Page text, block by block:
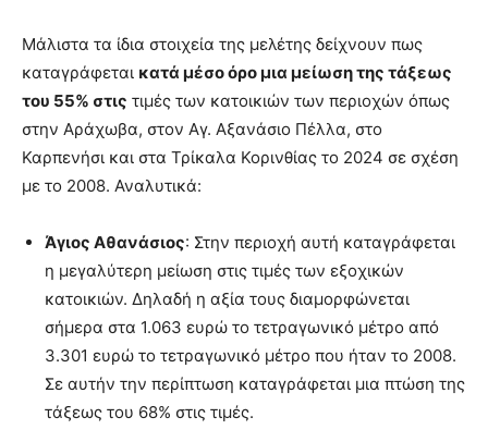
Μάλιστα τα ίδια στοιχεία της μελέτης δείχνουν πως
καταγράφεται κατά μέσο όρο μια μείωση της τάξεως
του 55% στις τιμές των κατοικιών των περιοχών όπως
στην Αράχωβα, στον Αγ. Αξανάσιο Πέλλα, στο
Καρπενήσι και στα Τρίκαλα Κορινθίας το 2024 σε σχέση
με το 2008. Αναλυτικά:
Άγιος Αθανάσιος: Στην περιοχή αυτή καταγράφεται
η μεγαλύτερη μείωση στις τιμές των εξοχικών
κατοικιών. Δηλαδή η αξία τους διαμορφώνεται
σήμερα στα 1.063 ευρώ το τετραγωνικό μέτρο από
3.301 ευρώ το τετραγωνικό μέτρο που ήταν το 2008.
Σε αυτήν την περίπτωση καταγράφεται μια πτώση της
τάξεως του 68% στις τιμές.